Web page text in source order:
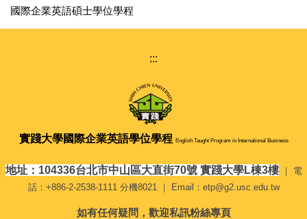
國際企業英語碩士學位學程
:::
實踐大學國際企業英語學位學程 English Taught Program in International Business
地址：104336台北市中山區大直街70號 實踐大學L棟3樓｜ 電
話：+886-2-2538-1111 分機8021 ｜ Email：etp@g2.usc.edu.tw
如有任何疑問，歡迎私訊粉絲專頁